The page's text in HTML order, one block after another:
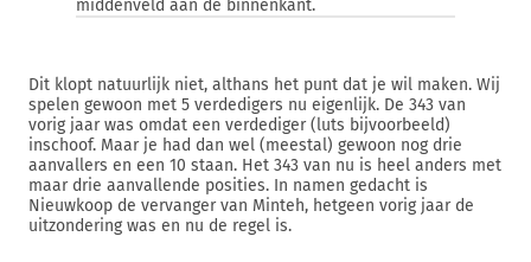
middenveld aan de binnenkant.
Dit klopt natuurlijk niet, althans het punt dat je wil maken. Wij
spelen gewoon met 5 verdedigers nu eigenlijk. De 343 van
vorig jaar was omdat een verdediger (luts bijvoorbeeld)
inschoof. Maar je had dan wel (meestal) gewoon nog drie
aanvallers en een 10 staan. Het 343 van nu is heel anders met
maar drie aanvallende posities. In namen gedacht is
Nieuwkoop de vervanger van Minteh, hetgeen vorig jaar de
uitzondering was en nu de regel is.